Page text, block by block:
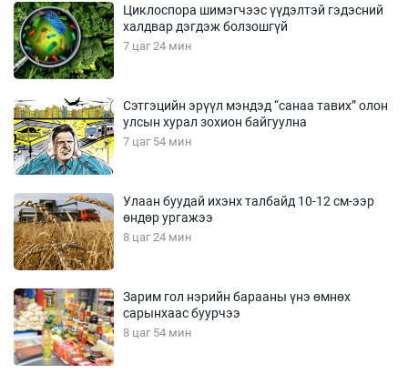
Циклоспора шимэгчээс үүдэлтэй гэдэсний
халдвар дэгдэж болзошгүй
7 цаг 24 мин
Сэтгэцийн эрүүл мэндэд “санаа тавих” олон
улсын хурал зохион байгуулна
7 цаг 54 мин
Улаан буудай ихэнх талбайд 10-12 см-ээр
өндөр ургажээ
8 цаг 24 мин
Зарим гол нэрийн барааны үнэ өмнөх
сарынхаас буурчээ
8 цаг 54 мин